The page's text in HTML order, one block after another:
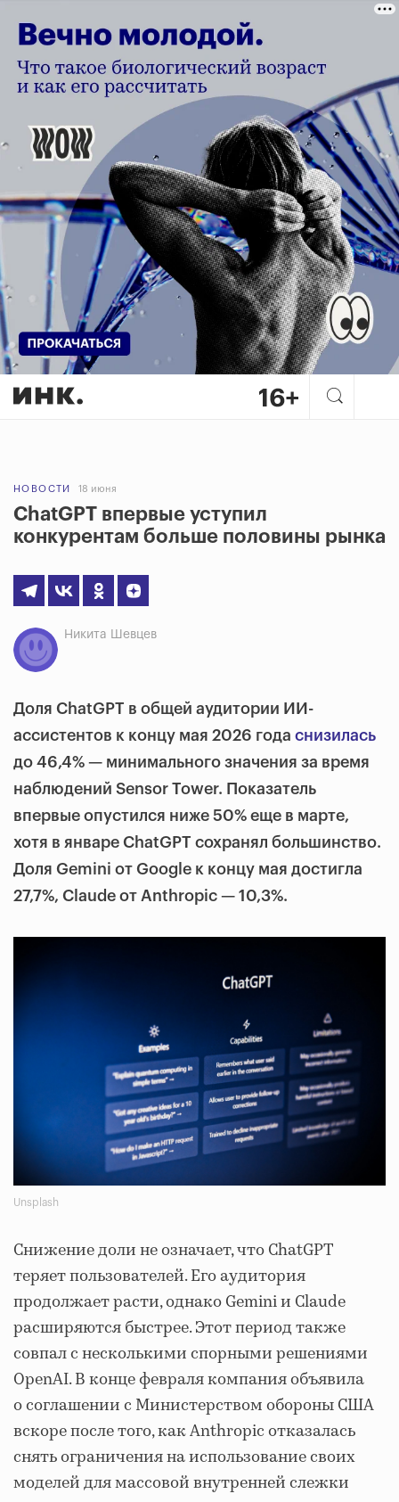
НОВОСТИ 18 июня
ChatGPT впервые уступил
конкурентам больше половины рынка
Никита Шевцев
Доля ChatGPT в общей аудитории ИИ-
ассистентов к концу мая 2026 года снизилась
до 46,4% — минимального значения за время
наблюдений Sensor Tower. Показатель
впервые опустился ниже 50% еще в марте,
хотя в январе ChatGPT сохранял большинство.
Доля Gemini от Google к концу мая достигла
27,7%, Claude от Anthropic — 10,3%.
Unsplash
Снижение доли не означает, что ChatGPT
теряет пользователей. Его аудитория
продолжает расти, однако Gemini и Claude
расширяются быстрее. Этот период также
совпал с несколькими спорными решениями
OpenAI. В конце февраля компания объявила
о соглашении с Министерством обороны США
вскоре после того, как Anthropic отказалась
снять ограничения на использование своих
моделей для массовой внутренней слежки